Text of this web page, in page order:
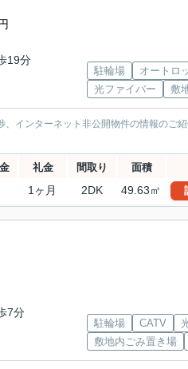
19分
駐輪場 オートロ
光ファイバー
敷
インターネット非公開物件の情報のご
礼金 間取り 面積
1ヶ月 2DK 49.63㎡
7分
駐輪場 CATV
敷地内ごみ置き場